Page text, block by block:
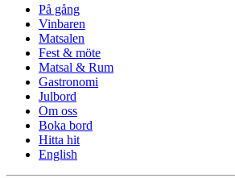
På gång
Vinbaren
Matsalen
Fest & möte
Matsal & Rum
Gastronomi
Julbord
Om oss
Boka bord
Hitta hit
English